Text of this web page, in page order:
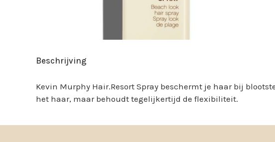
Beschrijving
Kevin Murphy Hair.Resort Spray beschermt je haar bij
het haar, maar behoudt tegelijkertijd de flexibiliteit.